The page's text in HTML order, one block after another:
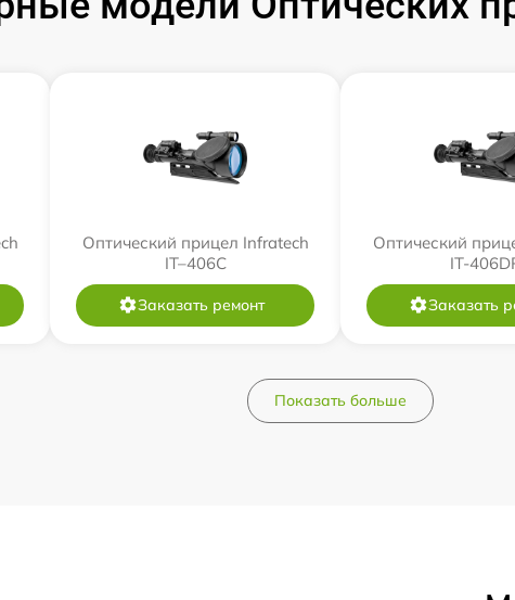
Оптический прицел Infratech
IT–406С
Заказать ремонт
Оптический
IT-
Заказать
Показать больше